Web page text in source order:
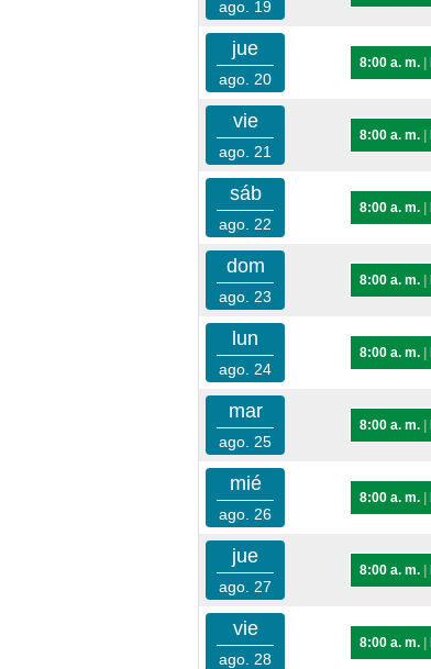
ago. 19
jue
ago. 20
8:00 a. m.
vie
ago. 21
8:00 a. m.
sáb
ago. 22
8:00 a. m.
dom
ago. 23
8:00 a. m.
lun
ago. 24
8:00 a. m.
mar
ago. 25
8:00 a. m.
mié
ago. 26
8:00 a. m.
jue
ago. 27
8:00 a. m.
vie
ago. 28
8:00 a. m.